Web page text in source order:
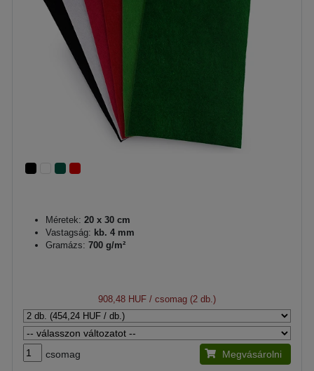
Méretek: 20 x 30 cm
Vastagság: kb. 4 mm
Gramázs: 700 g/m²
908,48 HUF / csomag (2 db.)
csomag Megvásárolni